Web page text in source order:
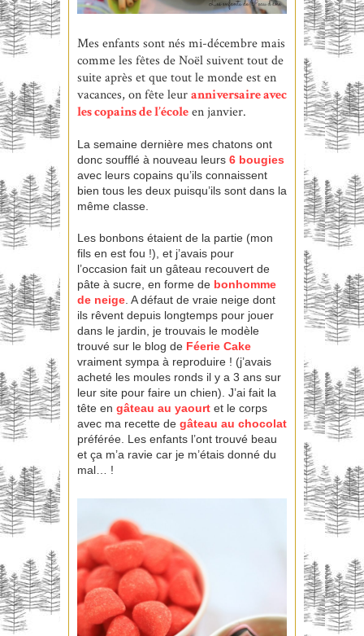
Mes enfants sont nés mi-décembre mais
comme les fêtes de Noël suivent tout de
suite après et que tout le monde est en
vacances, on fête leuranniversaire avec
les copains de l’écoleen janvier.
La semaine dernière mes chatons ont
donc soufflé à nouveau leurs 6 bougies
avec leurs copains qu’ils connaissent
bien tous les deux puisqu’ils sont dans la
même classe.
Les bonbons étaient de la partie (mon
fils en est fou !), et j’avais pour
l’occasion fait un gâteau recouvert de
pâte à sucre, en forme de bonhomme
de neige. A défaut de vraie neige dont
ils rêvent depuis longtemps pour jouer
dans le jardin, je trouvais le modèle
trouvé sur le blog de Féerie Cake
vraiment sympa à reproduire ! (j’avais
acheté les moules ronds il y a 3 ans sur
leur site pour faire un chien). J’ai fait la
tête en gâteau au yaourt et le corps
avec ma recette de gâteau au chocolat
préférée. Les enfants l’ont trouvé beau
et ça m’a ravie car je m’étais donné du
mal… !